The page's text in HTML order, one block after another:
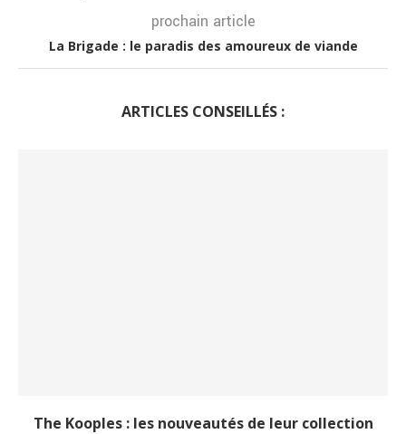
prochain article
La Brigade : le paradis des amoureux de viande
ARTICLES CONSEILLÉS :
The Kooples : les nouveautés de leur collection